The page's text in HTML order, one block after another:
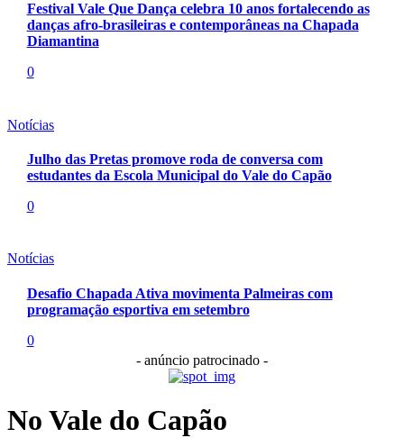
Festival Vale Que Dança celebra 10 anos fortalecendo as
danças afro-brasileiras e contemporâneas na Chapada
Diamantina
0
Notícias
Julho das Pretas promove roda de conversa com
estudantes da Escola Municipal do Vale do Capão
0
Notícias
Desafio Chapada Ativa movimenta Palmeiras com
programação esportiva em setembro
0
- anúncio patrocinado -
No Vale do Capão